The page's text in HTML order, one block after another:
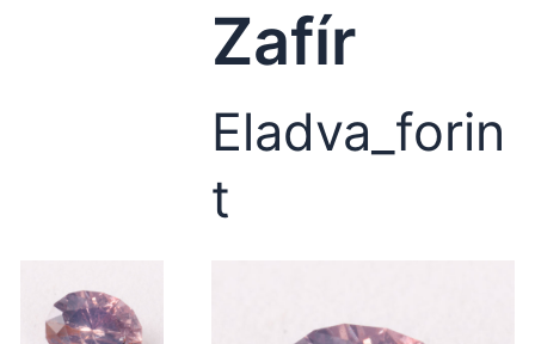
Zafír
Eladva_forin
t